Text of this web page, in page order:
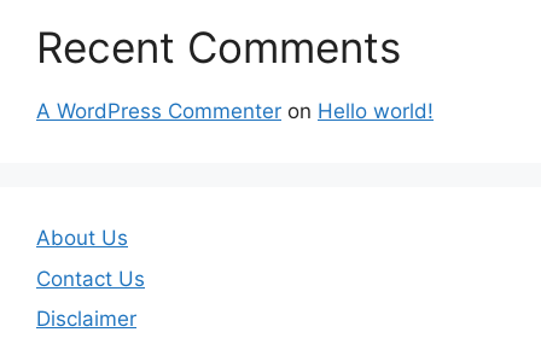
Recent Comments
A WordPress Commenter on Hello world!
About Us
Contact Us
Disclaimer